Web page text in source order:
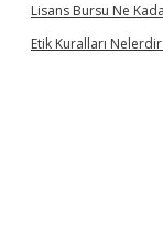
Lisans Bursu Ne
Etik Kuralları